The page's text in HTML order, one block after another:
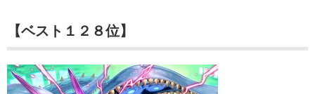
【ベスト１２８位】